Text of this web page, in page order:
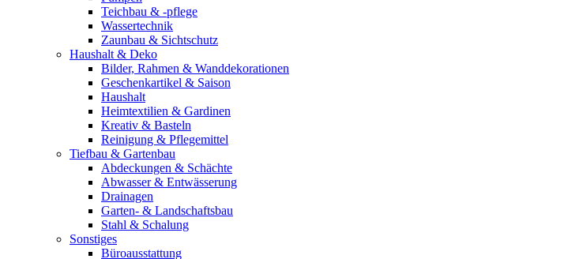
Teichbau & -pflege
Wassertechnik
Zaunbau & Sichtschutz
Haushalt & Deko
Bilder, Rahmen & Wanddekorationen
Geschenkartikel & Saison
Haushalt
Heimtextilien & Gardinen
Kreativ & Basteln
Reinigung & Pflegemittel
Tiefbau & Gartenbau
Abdeckungen & Schächte
Abwasser & Entwässerung
Drainagen
Garten- & Landschaftsbau
Stahl & Schalung
Sonstiges
Büroausstattung